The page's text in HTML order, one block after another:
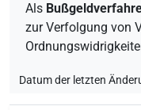
Als
zur Verfolgung von
Datum der letzten